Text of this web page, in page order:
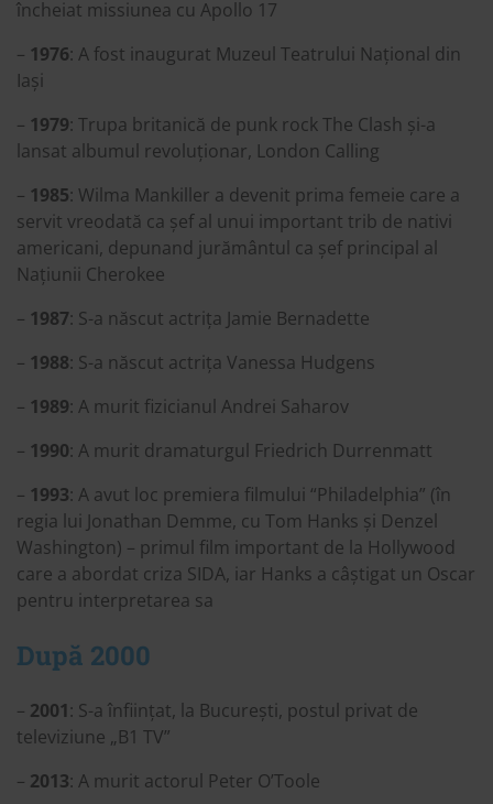
încheiat missiunea cu Apollo 17
– 1976: A fost inaugurat Muzeul Teatrului Național din
Iași
– 1979: Trupa britanică de punk rock The Clash și-a
lansat albumul revoluționar, London Calling
– 1985: Wilma Mankiller a devenit prima femeie care a
servit vreodată ca șef al unui important trib de nativi
americani, depunand jurământul ca șef principal al
Națiunii Cherokee
– 1987: S-a născut actrița Jamie Bernadette
– 1988: S-a născut actrița Vanessa Hudgens
– 1989: A murit fizicianul Andrei Saharov
– 1990: A murit dramaturgul Friedrich Durrenmatt
– 1993: A avut loc premiera filmului “Philadelphia” (în
regia lui Jonathan Demme, cu Tom Hanks și Denzel
Washington) – primul film important de la Hollywood
care a abordat criza SIDA, iar Hanks a câștigat un Oscar
pentru interpretarea sa
După 2000
– 2001 : S-a înființat, la București, postul privat de
televiziune „B1 TV”
– 2013: A murit actorul Peter O’Toole